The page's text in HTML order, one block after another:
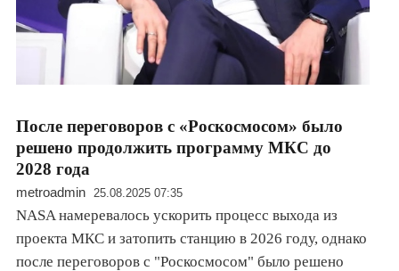
После переговоров с «Роскосмосом» было
решено продолжить программу МКС до
2028 года
metroadmin 25.08.2025 07:35
NASA намеревалось ускорить процесс выхода из
проекта МКС и затопить станцию в 2026 году, однако
после переговоров с "Роскосмосом" было решено